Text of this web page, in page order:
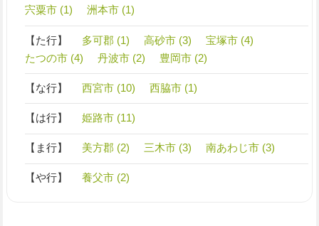
宍粟市 (1)
洲本市 (1)
【た行】 多可郡 (1) 高砂市 (3)
宝塚市 (4)
たつの市 (4)
丹波市 (2) 豊岡市 (2)
【な行】 西宮市 (10) 西脇市 (1)
【は行】 姫路市 (11)
【ま行】 美方郡 (2) 三木市 (3) 南あわじ市 (3)
【や行】 養父市 (2)